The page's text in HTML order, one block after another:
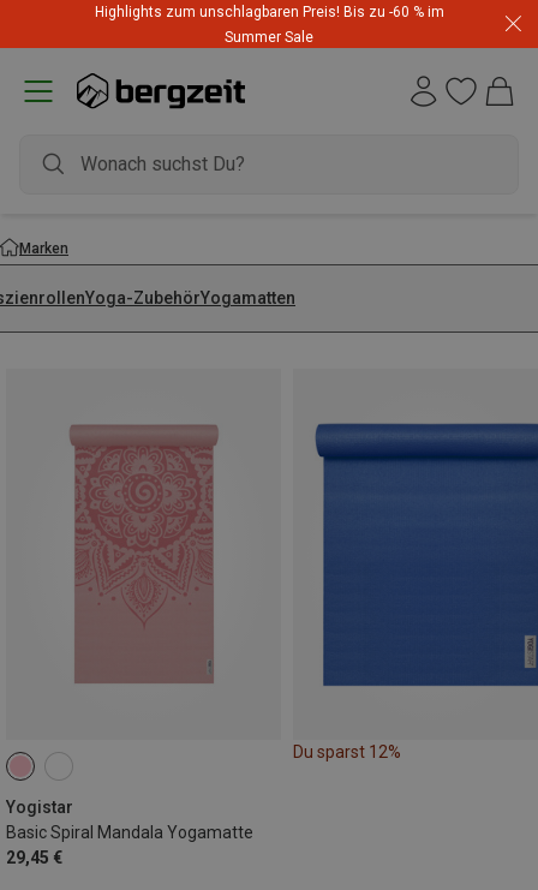
Highlights zum unschlagbaren Preis! Bis zu -60 % im
Summer Sale
Marken
Yoga-ZubehörYogamatten
Yogistar
Basic Spiral Mandala Yogamatte
29,45 €
Du sparst 12%